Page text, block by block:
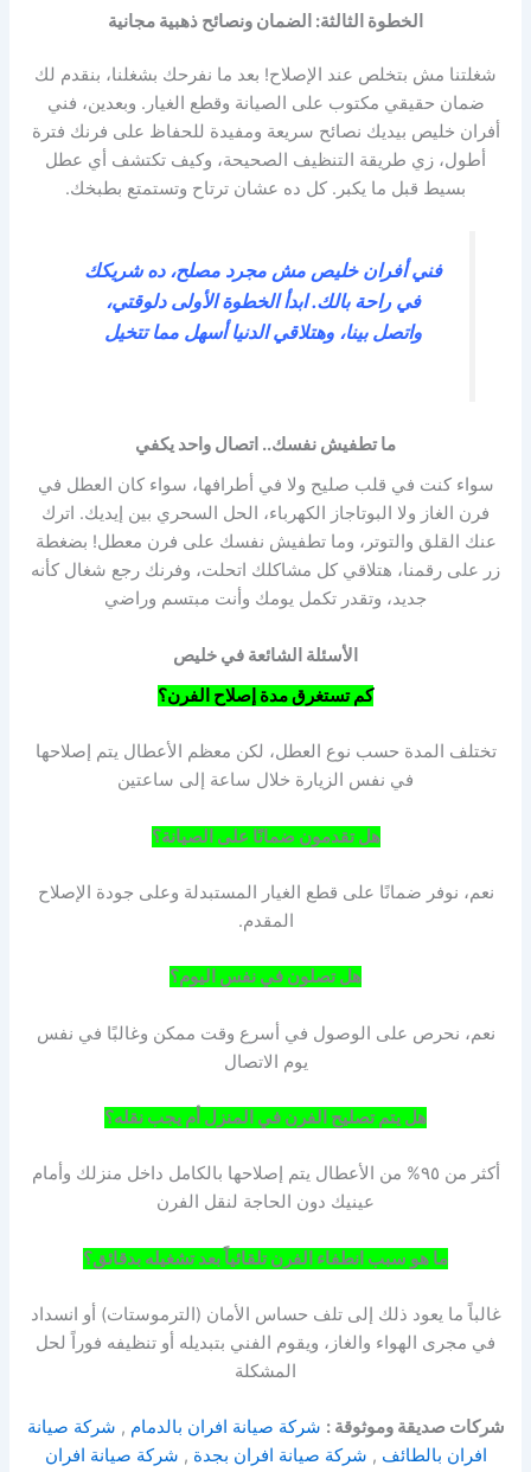
الخطوة الثالثة: الضمان ونصائح ذهبية مجانية
شغلتنا مش بتخلص عند الإصلاح! بعد ما نفرحك بشغلنا، بنقدم لك
ضمان حقيقي مكتوب على الصيانة وقطع الغيار. وبعدين، فني
أفران خليص بيديك نصائح سريعة ومفيدة للحفاظ على فرنك فترة
أطول، زي طريقة التنظيف الصحيحة، وكيف تكتشف أي عطل
بسيط قبل ما يكبر. كل ده عشان ترتاح وتستمتع بطبخك.
فني أفران خليص مش مجرد مصلح، ده شريكك
في راحة بالك. ابدأ الخطوة الأولى دلوقتي،
واتصل بينا، وهتلاقي الدنيا أسهل مما تتخيل
ما تطفيش نفسك.. اتصال واحد يكفي
سواء كنت في قلب صليح ولا في أطرافها، سواء كان العطل في
فرن الغاز ولا البوتاجاز الكهرباء، الحل السحري بين إيديك. اترك
عنك القلق والتوتر، وما تطفيش نفسك على فرن معطل! بضغطة
زر على رقمنا، هتلاقي كل مشاكلك اتحلت، وفرنك رجع شغال كأنه
جديد، وتقدر تكمل يومك وأنت مبتسم وراضي
الأسئلة الشائعة في خليص
كم تستغرق مدة إصلاح الفرن؟
تختلف المدة حسب نوع العطل، لكن معظم الأعطال يتم إصلاحها
في نفس الزيارة خلال ساعة إلى ساعتين
هل تقدمون ضمانًا على الصيانة؟
نعم، نوفر ضمانًا على قطع الغيار المستبدلة وعلى جودة الإصلاح
المقدم.
هل تصلون في نفس اليوم؟
نعم، نحرص على الوصول في أسرع وقت ممكن وغالبًا في نفس
يوم الاتصال
هل يتم تصليح الفرن في المنزل أم يجب نقله؟
أكثر من ٩٥% من الأعطال يتم إصلاحها بالكامل داخل منزلك وأمام
عينيك دون الحاجة لنقل الفرن
ما هو سبب انطفاء الفرن تلقائياً بعد تشغيله بدقائق؟
غالباً ما يعود ذلك إلى تلف حساس الأمان (الترموستات) أو انسداد
في مجرى الهواء والغاز، ويقوم الفني بتبديله أو تنظيفه فوراً لحل
المشكلة
شركات صديقة وموثوقة : شركة صيانة افران بالدمام , شركة صيانة
افران بالطائف , شركة صيانة افران بجدة , شركة صيانة افران